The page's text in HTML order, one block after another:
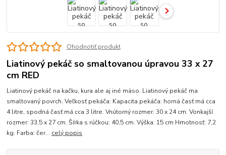
Ohodnotiť produkt
Liatinový pekáč so smaltovanou úpravou 33 x 27
cm RED
Liatinový pekáč na kačku, kura ale aj iné mäso. Liatinový pekáč ma
smaltovaný povrch. Veľkosť pekáča: Kapacita pekáča: horná časť má cca
4 litre, spodná časť má cca 3 litre. Vnútorný rozmer: 30 x 24 cm. Vonkajší
rozmer: 33,5 x 27 cm. Šírka s rúčkou: 40,5 cm. Výška: 15 cm Hmotnosť: 7,2
kg. Farba: čer... celý popis